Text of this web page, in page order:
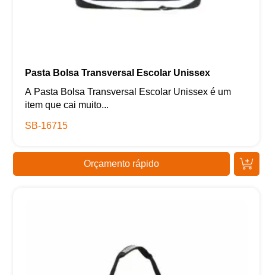
Pasta Bolsa Transversal Escolar Unissex
A Pasta Bolsa Transversal Escolar Unissex é um
item que cai muito...
SB-16715
Orçamento rápido